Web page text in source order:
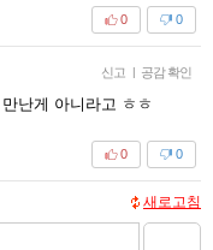
0
0
신고 | 공감 확인
난게 아니라고 ㅎㅎ
0
0
새로고침